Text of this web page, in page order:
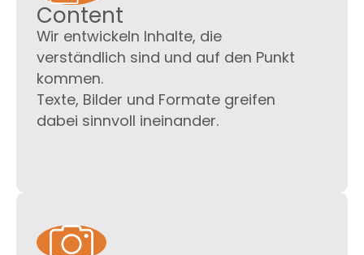
Content
Wir entwickeln Inhalte, die
verständlich sind und auf den Punkt
kommen.
Texte, Bilder und Formate greifen
dabei sinnvoll ineinander.